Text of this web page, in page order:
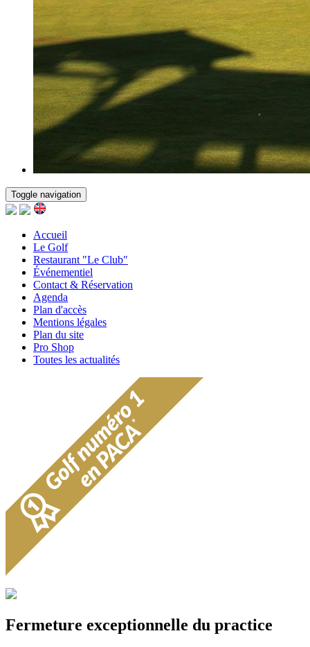
Toggle navigation
Accueil
Le Golf
Restaurant "Le Club"
Événementiel
Contact & Réservation
Agenda
Plan d'accès
Mentions légales
Plan du site
Pro Shop
Toutes les actualités
Fermeture exceptionnelle du practice